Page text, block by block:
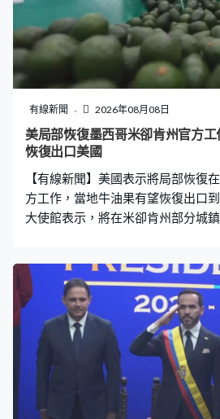
常上學。在第二節課開始約半小時
課的老師，之後再擊斃同層另外兩
生開槍。副校長和校長秘書上樓查
轉到另一棟大樓，被發現時他已吞
電腦發現他曾搜尋美國校園槍擊的
戲。槍手朋友透露，他曾抱怨讀書
厲，曾在社交平台發布持槍的相，
槍，由祖父合法擁有。槍手父母已
有線新聞 2026年08月08日
美局部恢復墨西哥米卻肯州官方
恢復出口美國
【有線新聞】美國表示將局部恢復
方工作，當地牛油果有望恢復出口
大使館表示，將在米卻肯州部分城
黑幫領袖被捕後，治安急速轉差，
暫停所有政府人員在當地工作，包
利益受威脅。有報道指一名當地工
人恐嚇，美方的舉措被指影響墨西
口。